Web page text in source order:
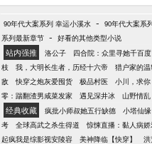
来。朋友：她自
吗？知道错了，
友：她结婚了
婶了。~~~~~~
弯腰。没有什
做的选择变得正
90年代大案系列 幸运小溪水 - 90年代大案系
系列最新章节 - 好看的其他类型小说
站内强推 洛公子 四合院：众里寻她千百度
枝
我，大明长生者，历经十六帝 猎户家的
敌
快穿之炮灰爱囤货 极品村医 小川，求你
零：踹翻渣男咸菜发家
遇见深井冰 山野情乱
经典收藏 疯批小师叔她五行缺德 小塔仙缘
考
全球高武之杀生得道 惊悚直播：黏人病
起疯我是综影视安陵容
美神降临【快穿】 洪